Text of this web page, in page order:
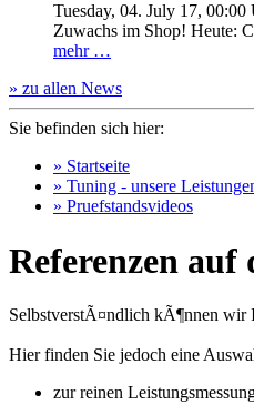
Tuesday, 04. July 17, 00:00
Zuwachs im Shop! Heute:
mehr …
» zu allen News
Sie befinden sich hier:
» Startseite
» Tuning - unsere
» Pruefstandsvideos
Referenzen
SelbstverstÃ¤ndlich kÃ¶nnen wir
Hier finden Sie jedoch eine
zur reinen